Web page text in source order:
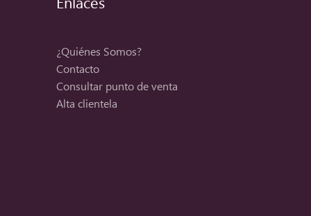
¿Quiénes Somos?
Contacto
Consultar punto de venta
Alta clientela